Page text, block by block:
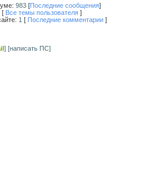
983 [Последние сообщения]
[ Все темы пользователя ]
1 [ Последние комментарии ]
] [написать ПС]